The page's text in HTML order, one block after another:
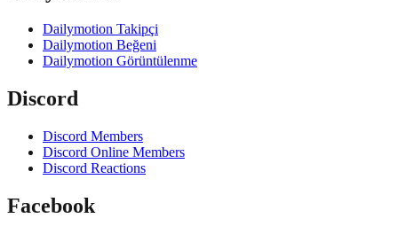
Dailymotion Takipçi
Dailymotion Beğeni
Dailymotion Görüntülenme
Discord
Discord Members
Discord Online Members
Discord Reactions
Facebook